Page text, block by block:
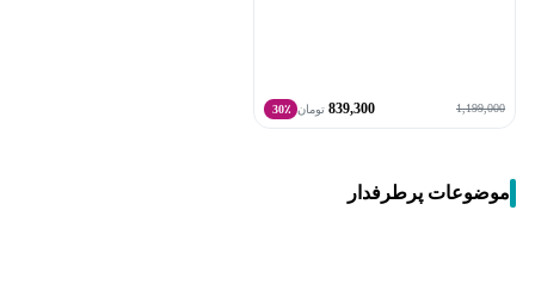
1,199,000
839,300 تومان 30٪
موضوعات پرطرفدار